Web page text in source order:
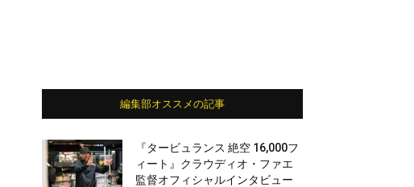
編集部オススメの記事
『タービュランス 絶空 16,000フ
ィート』クラウディオ・ファエ
監督オフィシャルインタビュー